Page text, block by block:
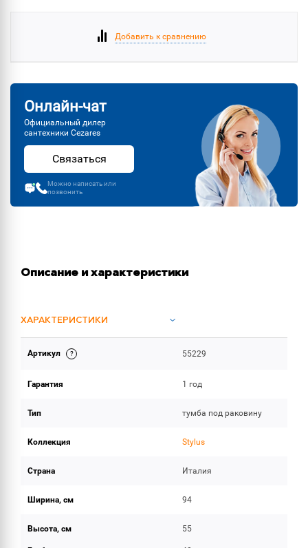
Добавить к сравнению
Онлайн-чат
Официальный дилер
сантехники Cezares
Связаться
Можно написать или
позвонить
Описание и характеристики
ХАРАКТЕРИСТИКИ
ОБЪЕМ ПОСТАВКИ
Артикул 55229
Гарантия 1 год
Тип тумба под раковину
Коллекция Stylus
Страна Италия
Ширина, см 94
Высота, см 55